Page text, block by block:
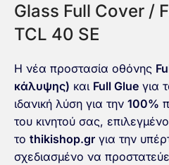
Glass Full Cover /
TCL 40 SE
Η νέα προστασία οθόνης
κάλυψης) και Full Glue για
ιδανική λύση για την 100%
του κινητού σας,
το thikishop.gr για την
σχεδιασμένο να